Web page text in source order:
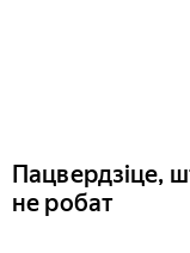
Пацвердзіце,
не робат